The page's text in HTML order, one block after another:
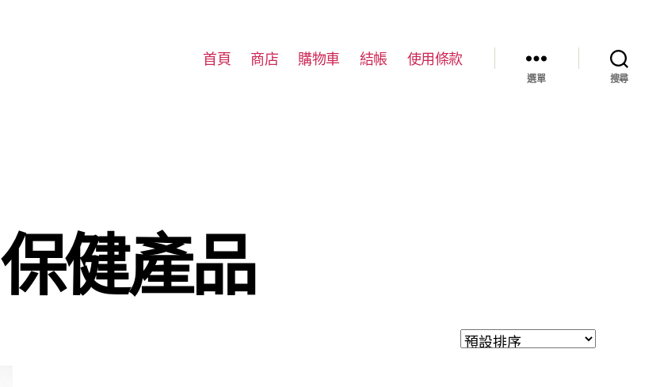
首頁 商店 購物車 結帳 使用條款
選單 搜尋
保健產品